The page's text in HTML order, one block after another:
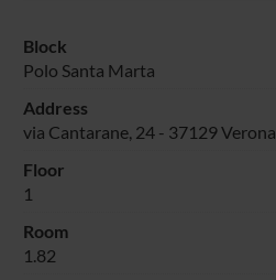
Block
Polo Santa Marta
Address
via Cantarane, 24 - 37129 Verona
Floor
1
Room
1.82